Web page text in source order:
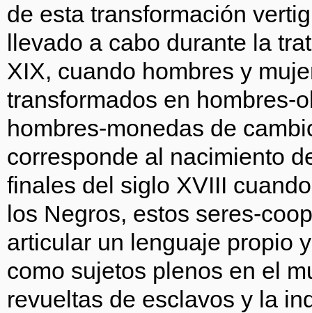
de esta transformación
llevado a cabo durante la
XIX, cuando hombres y
transformados en hombres-
hombres-monedas de
corresponde al nacimiento
finales del siglo XVIII
los Negros, estos seres-
articular un lenguaje propio
como sujetos plenos en el
revueltas de esclavos y la